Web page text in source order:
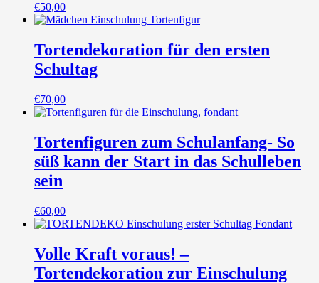
€50,00
Tortendekoration für den ersten
Schultag
€70,00
Tortenfiguren zum Schulanfang- So
süß kann der Start in das Schulleben
sein
€60,00
Volle Kraft voraus! –
Tortendekoration zur Einschulung